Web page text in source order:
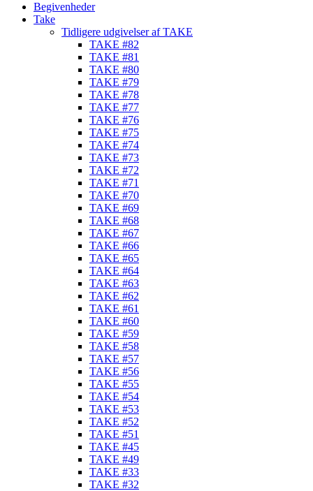
Begivenheder
Take
Tidligere udgivelser af TAKE
TAKE #82
TAKE #81
TAKE #80
TAKE #79
TAKE #78
TAKE #77
TAKE #76
TAKE #75
TAKE #74
TAKE #73
TAKE #72
TAKE #71
TAKE #70
TAKE #69
TAKE #68
TAKE #67
TAKE #66
TAKE #65
TAKE #64
TAKE #63
TAKE #62
TAKE #61
TAKE #60
TAKE #59
TAKE #58
TAKE #57
TAKE #56
TAKE #55
TAKE #54
TAKE #53
TAKE #52
TAKE #51
TAKE #45
TAKE #49
TAKE #33
TAKE #32